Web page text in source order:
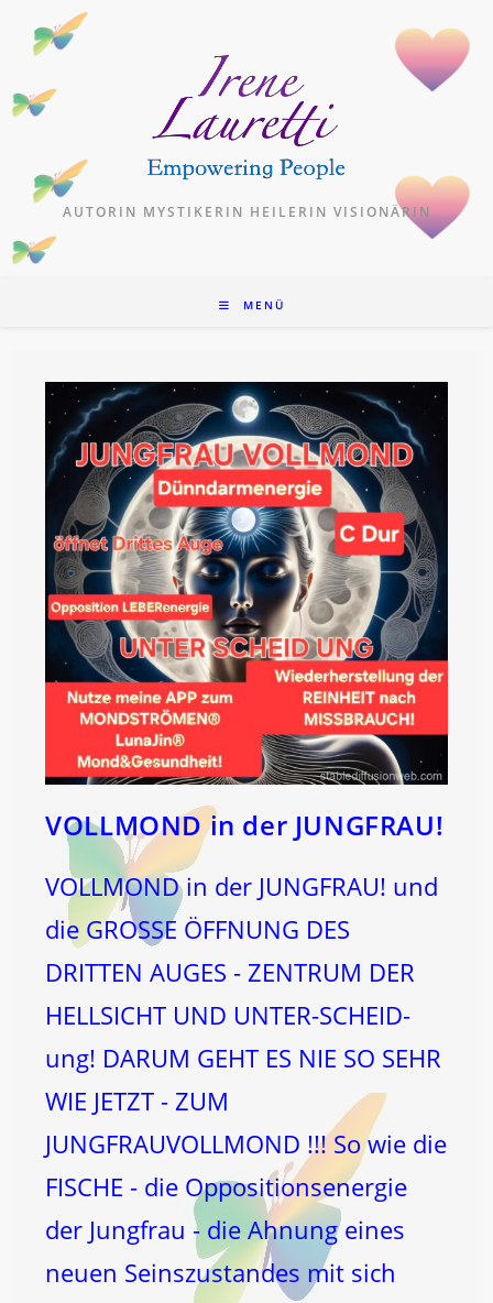
Inhalt
AUTORIN MYSTIKERIN HEILERIN VISIONÄRIN
MENÜ
VOLLMOND in der JUNGFRAU!
VOLLMOND in der JUNGFRAU! und
die GROSSE ÖFFNUNG DES
DRITTEN AUGES - ZENTRUM DER
HELLSICHT UND UNTER-SCHEID-
ung! DARUM GEHT ES NIE SO SEHR
WIE JETZT - ZUM
JUNGFRAUVOLLMOND !!! So wie die
FISCHE - die Oppositionsenergie
der Jungfrau - die Ahnung eines
neuen Seinszustandes mit sich